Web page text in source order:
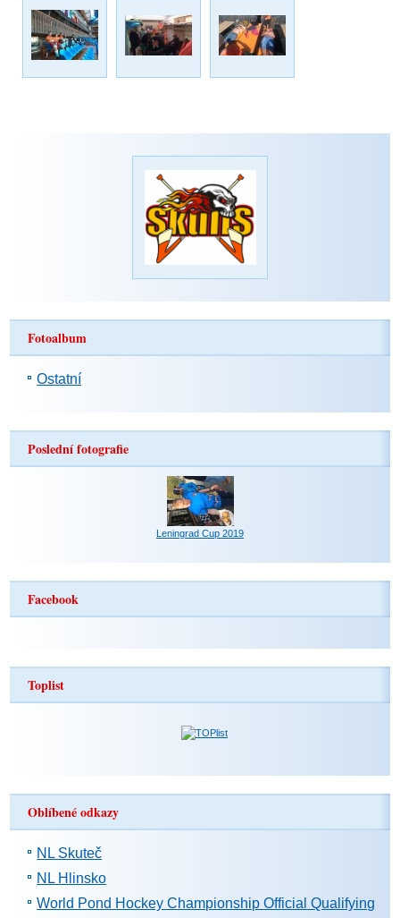
Fotoalbum
Ostatní
Poslední fotografie
Leningrad Cup 2019
Facebook
Toplist
Oblíbené odkazy
NL Skuteč
NL Hlinsko
World Pond Hockey Championship Official Qualifying